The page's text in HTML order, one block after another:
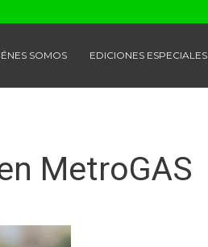
SOMOS EDICIONES ESPECIALES
MetroGAS